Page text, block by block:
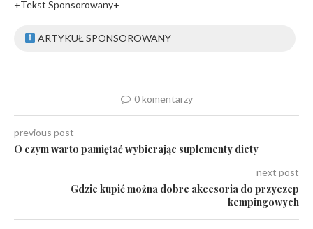
+Tekst Sponsorowany+
ARTYKUŁ SPONSOROWANY
0 komentarzy
previous post
O czym warto pamiętać wybierając suplementy diety
next post
Gdzie kupić można dobre akcesoria do przyczep
kempingowych